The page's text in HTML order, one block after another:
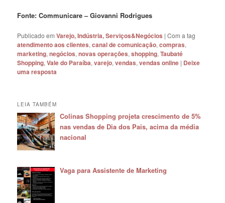
Fonte: Communicare – Giovanni Rodrigues
Publicado em Varejo, Indústria, Serviços&Negócios |Com a tag
atendimento aos clientes,canal de comunicação,compras,
marketing,negócios,novas operações,shopping,Taubaté
Shopping,Vale do Paraíba,varejo,vendas,vendas online | Deixe
uma resposta
LEIA TAMBÉM
Colinas Shopping projeta crescimento de 5%
nas vendas de Dia dos Pais, acima da média
nacional
Vaga para Assistente de Marketing